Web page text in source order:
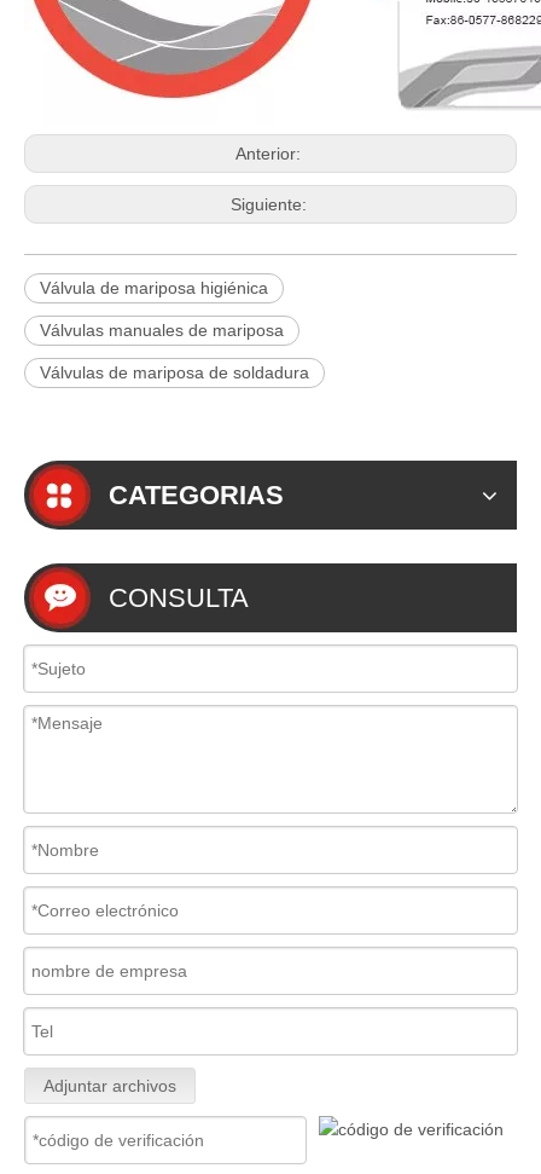
Anterior:
Siguiente:
Válvula de mariposa higiénica
Válvulas manuales de mariposa
Válvulas de mariposa de soldadura
CATEGORIAS
CONSULTA
Adjuntar archivos